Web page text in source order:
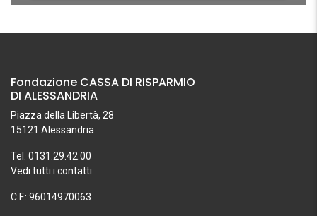
Fondazione CASSA DI RISPARMIO
DI ALESSANDRIA
Piazza della Libertà, 28
15121 Alessandria
Tel. 0131.29.42.00
Vedi tutti i contatti
C.F.: 96014970063